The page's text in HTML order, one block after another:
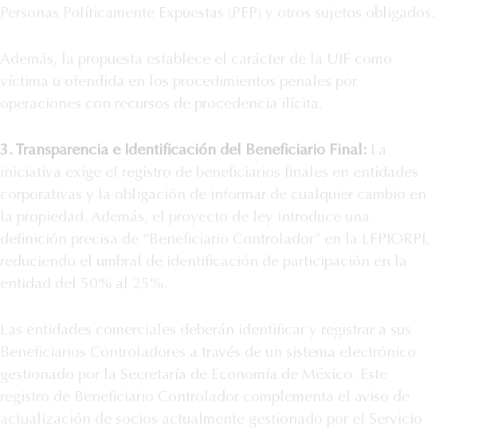
Personas Políticamente Expuestas (PEP) y otros sujetos obligados.
Además, la propuesta establece el carácter de la UIF como
víctima u ofendida en los procedimientos penales por
operaciones con recursos de procedencia ilícita.
3. Transparencia e Identificación del Beneficiario Final: La
iniciativa exige el registro de beneficiarios finales en entidades
corporativas y la obligación de informar de cualquier cambio en
la propiedad. Además, el proyecto de ley introduce una
definición precisa de “Beneficiario Controlador” en la LFPIORPI,
reduciendo el umbral de identificación de participación en la
entidad del 50% al 25%.
Las entidades comerciales deberán identificar y registrar a sus
Beneficiarios Controladores a través de un sistema electrónico
gestionado por la Secretaría de Economía de México. Este
registro de Beneficiario Controlador complementa el aviso de
actualización de socios actualmente gestionado por el Servicio